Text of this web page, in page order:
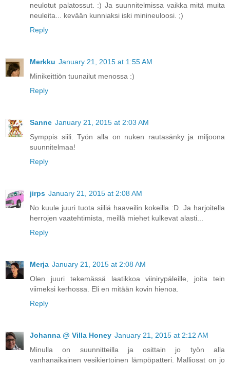
neulotut palatossut. :) Ja suunnitelmissa vaikka mitä muita
neuleita... kevään kunniaksi iski minineuloosi. ;)
Reply
Merkku January 21, 2015 at 1:55 AM
Minikeittiön tuunailut menossa :)
Reply
Sanne January 21, 2015 at 2:03 AM
Symppis siili. Työn alla on nuken rautasänky ja miljoona
suunnitelmaa!
Reply
jirps January 21, 2015 at 2:08 AM
No kuule juuri tuota siiliä haaveilin kokeilla :D. Ja harjoitella
herrojen vaatehtimista, meillä miehet kulkevat alasti...
Reply
Merja January 21, 2015 at 2:08 AM
Olen juuri tekemässä laatikkoa viinirypäleille, joita tein
viimeksi kerhossa. Eli en mitään kovin hienoa.
Reply
Johanna @ Villa Honey January 21, 2015 at 2:12 AM
Minulla on suunnitteilla ja osittain jo työn alla
vanhanaikainen vesikiertoinen lämpöpatteri. Malliosat on jo